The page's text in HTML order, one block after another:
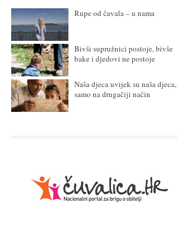
Rupe od čavala – u nama
Bivši supružnici postoje, bivše
bake i djedovi ne postoje
Naša djeca uvijek su naša djeca,
samo na drugačiji način